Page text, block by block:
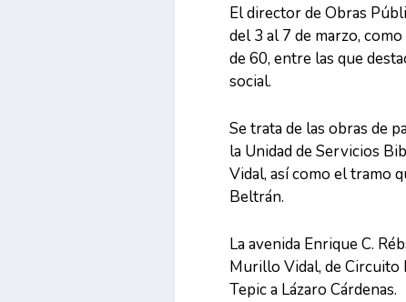
El director de Obras
del 3 al 7 de marzo,
de 60, entre las que
social.
Se trata de las obras de
la Unidad de Servicios
Vidal, así como el tramo
Beltrán.
La avenida Enrique C.
Murillo Vidal, de Circuito
Tepic a Lázaro Cárdenas.